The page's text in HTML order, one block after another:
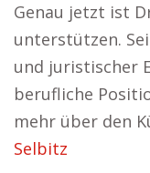
Genau jetzt ist
unterstützen.
und juristischer
berufliche
mehr über den
Selbitz